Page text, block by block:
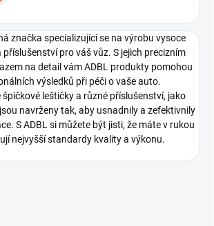
značka specializující se na výrobu vysoce
příslušenství pro váš vůz. S jejich precizním
na detail vám ADBL produkty pomohou
výsledků při péči o vaše auto.
leštičky a různé příslušenství, jako
navrženy tak, aby usnadnily a zefektivnily
S ADBL si můžete být jisti, že máte v rukou
nejvyšší standardy kvality a výkonu.